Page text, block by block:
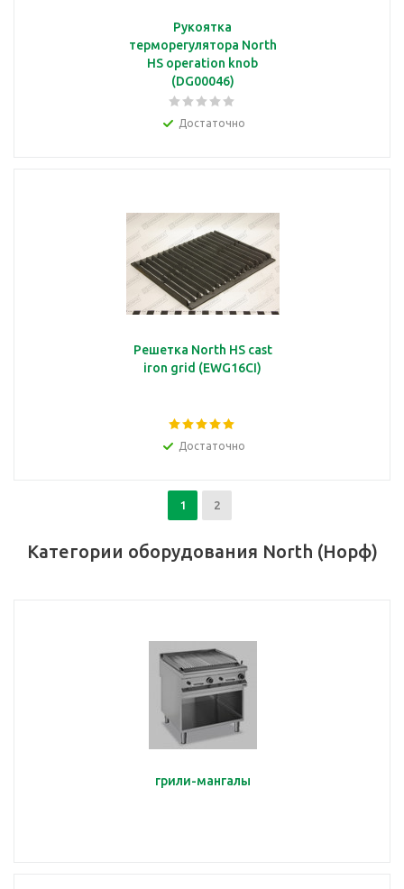
Рукоятка
терморегулятора North
HS operation knob
(DG00046)
Достаточно
Решетка North HS cast
iron grid (EWG16CI)
Достаточно
1 2
Категории оборудования North (Норф)
грили-мангалы